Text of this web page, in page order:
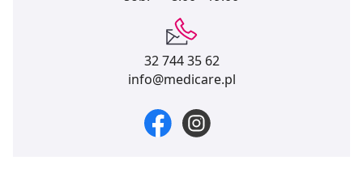
32 744 35 62
info@medicare.pl